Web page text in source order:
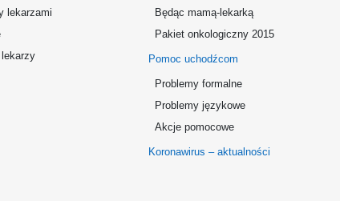
lekarzami
lekarzy
Będąc mamą-lekarką
Pakiet onkologiczny 2015
Pomoc uchodźcom
Problemy formalne
Problemy językowe
Akcje pomocowe
Koronawirus – aktualności